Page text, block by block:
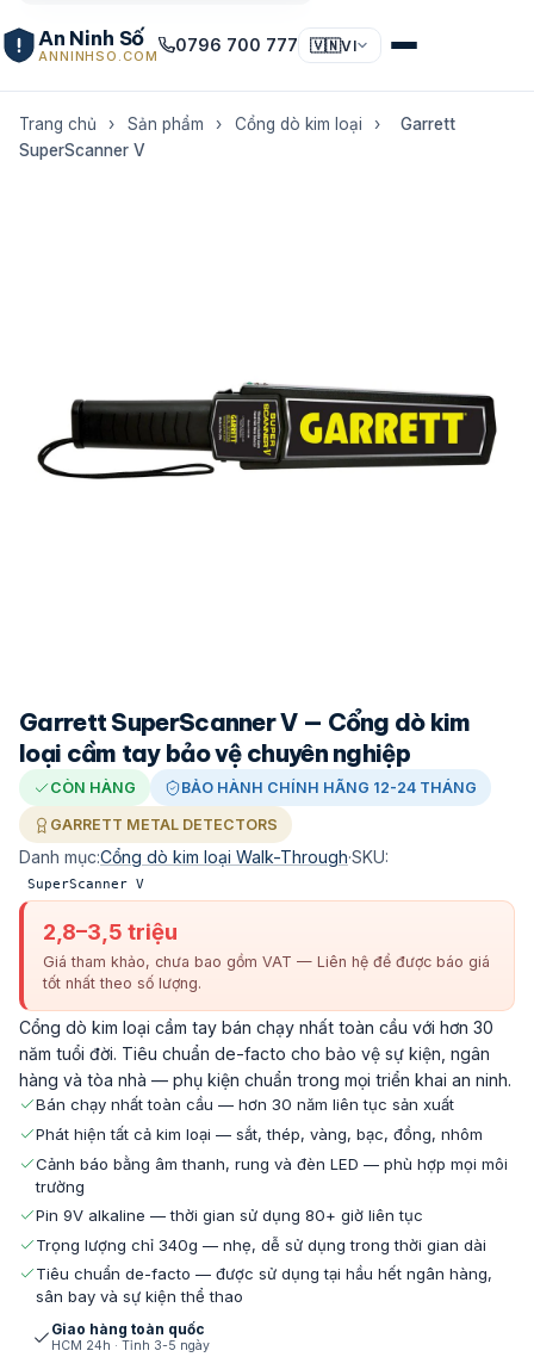
An Ninh Số
ANNINHSO.COM
0796 700 777 🇻🇳VI
Trang chủ › Sản phẩm › Cổng dò kim loại ›
Garrett
SuperScanner V
Garrett SuperScanner V — Cổng dò kim
loại cầm tay bảo vệ chuyên nghiệp
CÒN HÀNG BẢO HÀNH CHÍNH HÃNG 12-24 THÁNG
GARRETT METAL DETECTORS
Danh mục:Cổng dò kim loại Walk-Through·SKU:
SuperScanner V
2,8–3,5 triệu
Giá tham khảo, chưa bao gồm VAT — Liên hệ để được báo giá
tốt nhất theo số lượng.
Cổng dò kim loại cầm tay bán chạy nhất toàn cầu với hơn 30
năm tuổi đời. Tiêu chuẩn de-facto cho bảo vệ sự kiện, ngân
hàng và tòa nhà — phụ kiện chuẩn trong mọi triển khai an ninh.
Bán chạy nhất toàn cầu — hơn 30 năm liên tục sản xuất
Phát hiện tất cả kim loại — sắt, thép, vàng, bạc, đồng, nhôm
Cảnh báo bằng âm thanh, rung và đèn LED — phù hợp mọi môi
trường
Pin 9V alkaline — thời gian sử dụng 80+ giờ liên tục
Trọng lượng chỉ 340g — nhẹ, dễ sử dụng trong thời gian dài
Tiêu chuẩn de-facto — được sử dụng tại hầu hết ngân hàng,
sân bay và sự kiện thể thao
Giao hàng toàn quốc
HCM 24h · Tỉnh 3-5 ngày